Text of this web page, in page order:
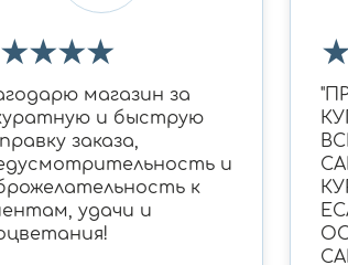
★★★★
магазин за
и быструю
заказа,
и
к
удачи и